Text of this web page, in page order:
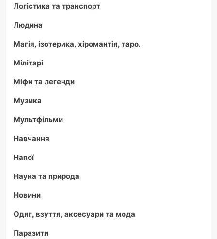
Логістика та транспорт
Людина
Магія, ізотерика, хіромантія, таро.
Мілітарі
Міфи та легенди
Музика
Мультфільми
Навчання
Напої
Наука та природа
Новини
Одяг, взуття, аксесуари та мода
Паразити